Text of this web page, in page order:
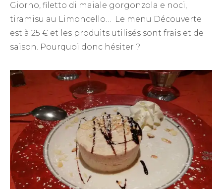
Giorno, filetto di maiale gorgonzola e noci,
tiramisu au Limoncello… Le menu Découverte
est à 25 € et les produits utilisés sont frais et de
saison. Pourquoi donc hésiter ?